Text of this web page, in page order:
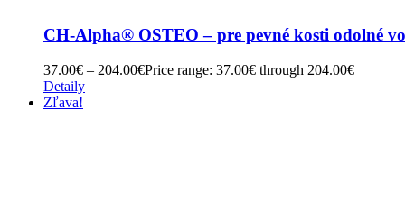
CH-Alpha® OSTEO – pre pevné kosti odolné
37.00€ – 204.00€Price range: 37.00€ through 204.00€
Detaily
Zľava!